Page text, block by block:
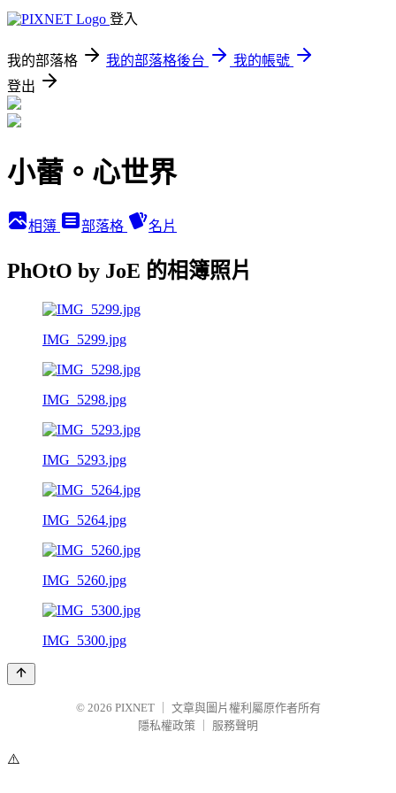
登入
我的部落格 我的部落格後台
我的帳號
登出
小蕾。心世界
相簿 部落格 名片
PhOtO by JoE 的相簿照片
IMG_5299.jpg
IMG_5298.jpg
IMG_5293.jpg
IMG_5264.jpg
IMG_5260.jpg
IMG_5300.jpg
© 2026 PIXNET
文章與圖片權利屬原作者所有
隱私權政策
服務聲明
⚠️